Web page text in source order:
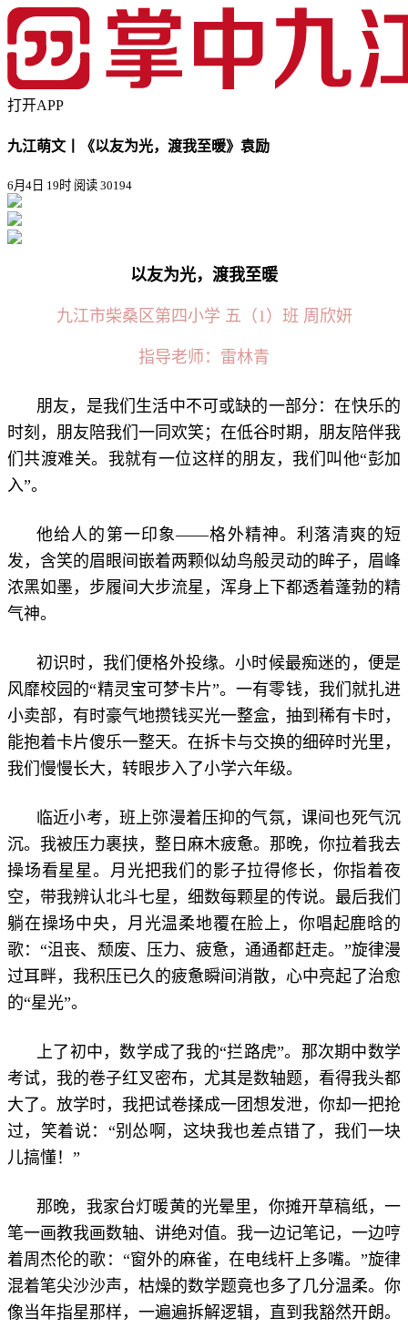
打开APP
九江萌文丨《以友为光，渡我至暖》袁励
6月4日 19时 阅读 30194
以友为光，渡我至暖
九江市柴桑区第四小学 五（1）班 周欣妍
指导老师：雷林青
朋友，是我们生活中不可或缺的一部分：在快乐的
时刻，朋友陪我们一同欢笑；在低谷时期，朋友陪伴我
们共渡难关。我就有一位这样的朋友，我们叫他“彭加
入”。
他给人的第一印象——格外精神。利落清爽的短
发，含笑的眉眼间嵌着两颗似幼鸟般灵动的眸子，眉峰
浓黑如墨，步履间大步流星，浑身上下都透着蓬勃的精
气神。
初识时，我们便格外投缘。小时候最痴迷的，便是
风靡校园的“精灵宝可梦卡片”。一有零钱，我们就扎进
小卖部，有时豪气地攒钱买光一整盒，抽到稀有卡时，
能抱着卡片傻乐一整天。在拆卡与交换的细碎时光里，
我们慢慢长大，转眼步入了小学六年级。
临近小考，班上弥漫着压抑的气氛，课间也死气沉
沉。我被压力裹挟，整日麻木疲惫。那晚，你拉着我去
操场看星星。月光把我们的影子拉得修长，你指着夜
空，带我辨认北斗七星，细数每颗星的传说。最后我们
躺在操场中央，月光温柔地覆在脸上，你唱起鹿晗的
歌：“沮丧、颓废、压力、疲惫，通通都赶走。”旋律漫
过耳畔，我积压已久的疲惫瞬间消散，心中亮起了治愈
的“星光”。
上了初中，数学成了我的“拦路虎”。那次期中数学
考试，我的卷子红叉密布，尤其是数轴题，看得我头都
大了。放学时，我把试卷揉成一团想发泄，你却一把抢
过，笑着说：“别怂啊，这块我也差点错了，我们一块
儿搞懂！”
那晚，我家台灯暖黄的光晕里，你摊开草稿纸，一
笔一画教我画数轴、讲绝对值。我一边记笔记，一边哼
着周杰伦的歌：“窗外的麻雀，在电线杆上多嘴。”旋律
混着笔尖沙沙声，枯燥的数学题竟也多了几分温柔。你
像当年指星那样，一遍遍拆解逻辑，直到我豁然开朗。